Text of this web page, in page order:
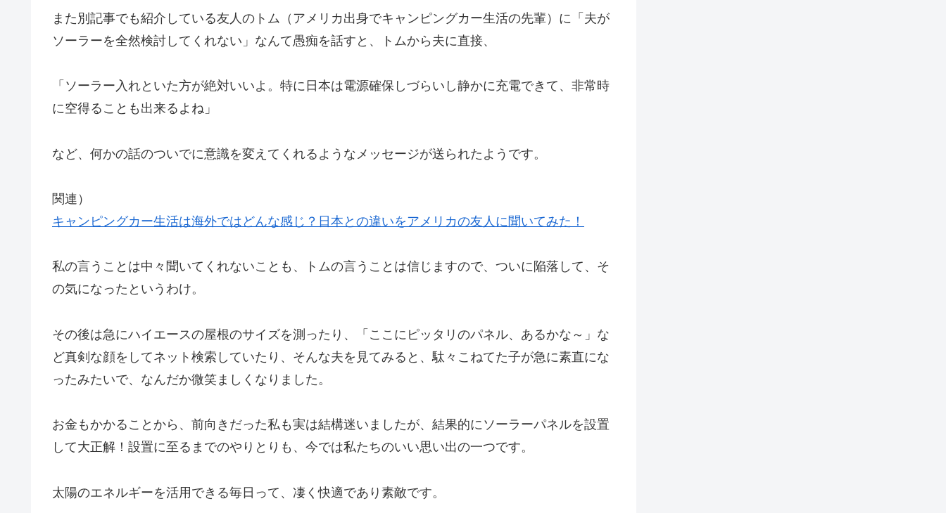
また別記事でも紹介している友人のトム（アメリカ出身でキャンピングカー生活の先輩）に「夫が
ソーラーを全然検討してくれない」なんて愚痴を話すと、トムから夫に直接、
「ソーラー入れといた方が絶対いいよ。特に日本は電源確保しづらいし静かに充電できて、非常時
に空得ることも出来るよね」
など、何かの話のついでに意識を変えてくれるようなメッセージが送られたようです。
関連）
キャンピングカー生活は海外ではどんな感じ？日本との違いをアメリカの友人に聞いてみた！
私の言うことは中々聞いてくれないことも、トムの言うことは信じますので、ついに陥落して、そ
の気になったというわけ。
その後は急にハイエースの屋根のサイズを測ったり、「ここにピッタリのパネル、あるかな～」な
ど真剣な顔をしてネット検索していたり、そんな夫を見てみると、駄々こねてた子が急に素直にな
ったみたいで、なんだか微笑ましくなりました。
お金もかかることから、前向きだった私も実は結構迷いましたが、結果的にソーラーパネルを設置
して大正解！設置に至るまでのやりとりも、今では私たちのいい思い出の一つです。
太陽のエネルギーを活用できる毎日って、凄く快適であり素敵です。